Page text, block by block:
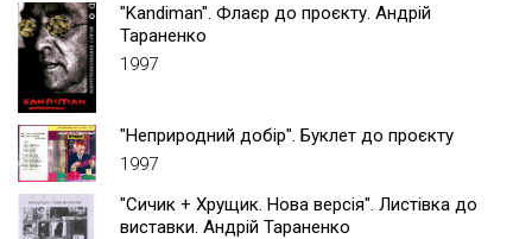
"Kandiman". Флаєр до проєкту. Андрій
Тараненко
1997
"Неприродний добір". Буклет до проєкту
1997
"Сичик + Хрущик. Нова версія". Листівка до
виставки. Андрій Тараненко